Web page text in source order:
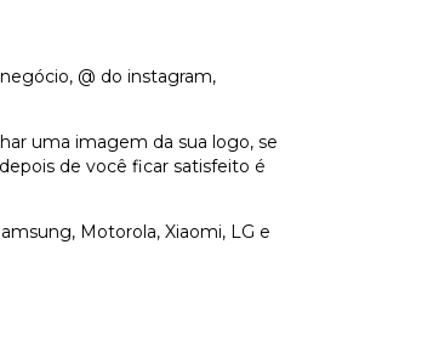
@ do instagram,
uma imagem da sua logo, se
de você ficar satisfeito é
Motorola, Xiaomi, LG e